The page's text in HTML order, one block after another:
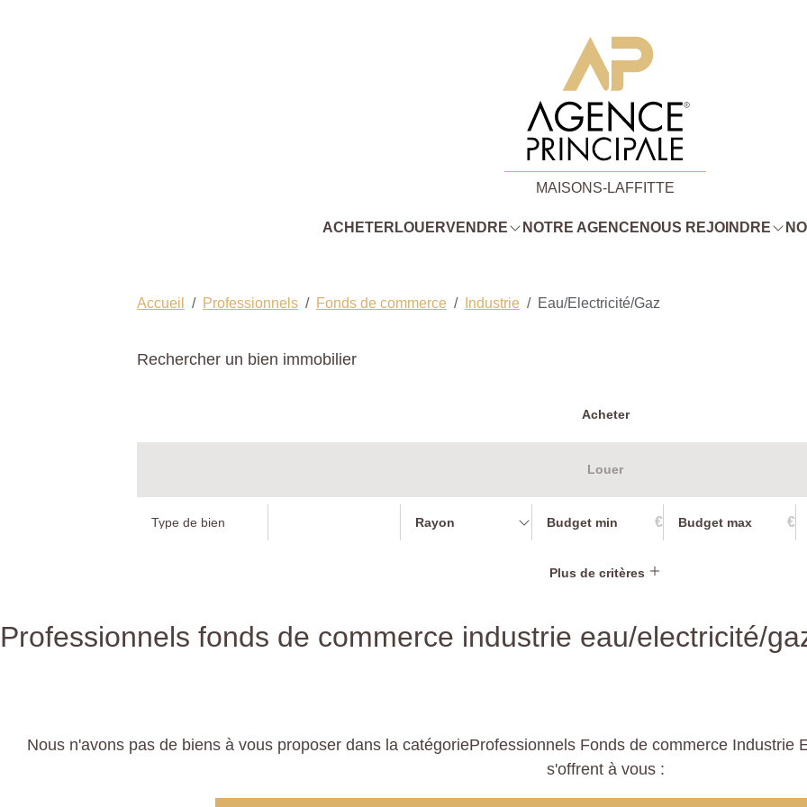
MAISONS-LAFFITTE
ACHETER LOUERVENDRE NOTRE AGENCE NOUS REJOINDRE
Accueil Professionnels Fonds de commerce Industrie Eau/Electricité/Gaz
Rechercher un bien immobilier
Acheter
Louer
Rayon € €
Plus de critères
Professionnels fonds de commerce industrie eau/electricité/
Nous n'avons pas de biens à vous proposer dans la catégorieProfessionnels Fonds de commerce Industrie
s'offrent à vous :